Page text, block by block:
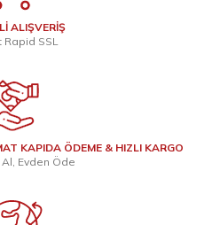
ALIŞVERİŞ
Rapid SSL
KAPIDA ÖDEME & HIZLI KARGO
Evden Öde